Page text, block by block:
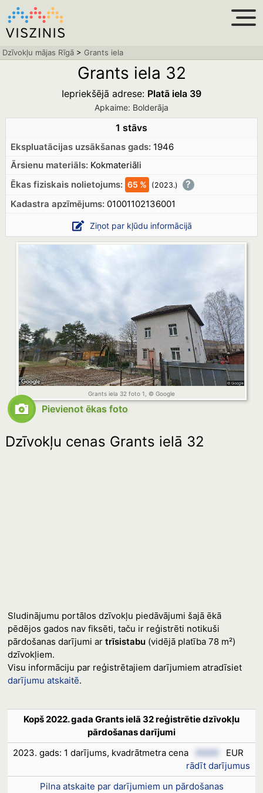
Dzīvokļu mājas Rīgā > Grants iela
Grants iela 32
Iepriekšējā adrese: Platā iela 39
Apkaime: Bolderāja
1 stāvs
Ekspluatācijas uzsākšanas gads:1946
Ārsienu materiāls:Kokmateriāli
Ēkas fiziskais nolietojums: 65 % (2023.) ?
Kadastra apzīmējums:01001102136001
Ziņot par kļūdu informācijā
Grants iela 32 foto 1, © Google
Pievienot ēkas foto
Dzīvokļu cenas Grants ielā 32
Sludinājumu portālos dzīvokļu piedāvājumi šajā ēkā
pēdējos gados nav fiksēti, taču ir reģistrēti notikuši
pārdošanas darījumi ar trīsistabu(vidējā platība 78 m²)
dzīvokļiem.
Visu informāciju par reģistrētajiem darījumiem atradīsiet
darījumu atskaitē.
Kopš 2022. gada Grants ielā 32 reģistrētie dzīvokļu
pārdošanas darījumi
2023. gads: 1 darījums, kvadrātmetra cena
XXXX
EUR
rādīt darījumus
Pilna atskaite par darījumiem un pārdošanas